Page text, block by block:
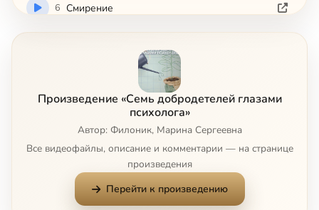
6 Смирение
Произведение «Семь добродетелей глазами
психолога»
Автор: Филоник, Марина Сергеевна
Все видеофайлы, описание и комментарии — на странице
произведения
Перейти к произведению